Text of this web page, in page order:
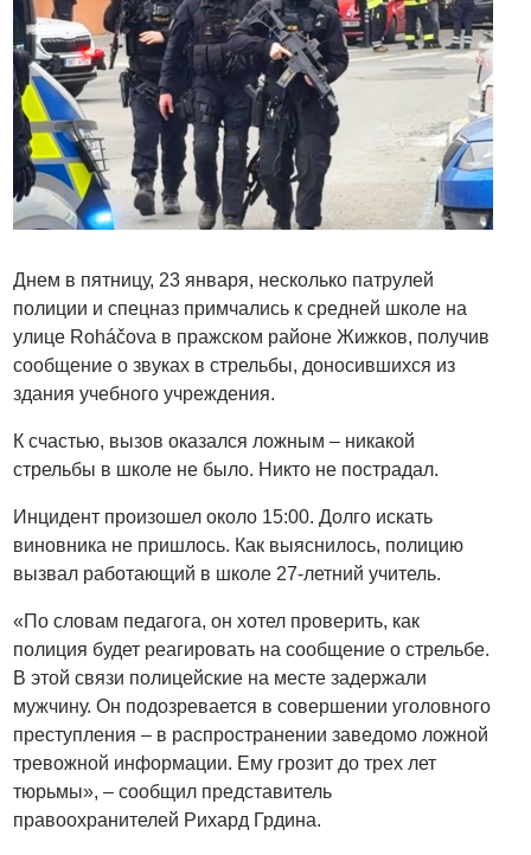
Днем в пятницу, 23 января, несколько патрулей
полиции и спецназ примчались к средней школе на
улице Roháčova в пражском районе Жижков, получив
сообщение о звуках в стрельбы, доносившихся из
здания учебного учреждения.
К счастью, вызов оказался ложным – никакой
стрельбы в школе не было. Никто не пострадал.
Инцидент произошел около 15:00. Долго искать
виновника не пришлось. Как выяснилось, полицию
вызвал работающий в школе 27-летний учитель.
«По словам педагога, он хотел проверить, как
полиция будет реагировать на сообщение о стрельбе.
В этой связи полицейские на месте задержали
мужчину. Он подозревается в совершении уголовного
преступления – в распространении заведомо ложной
тревожной информации. Ему грозит до трех лет
тюрьмы», – сообщил представитель
правоохранителей Рихард Грдина.